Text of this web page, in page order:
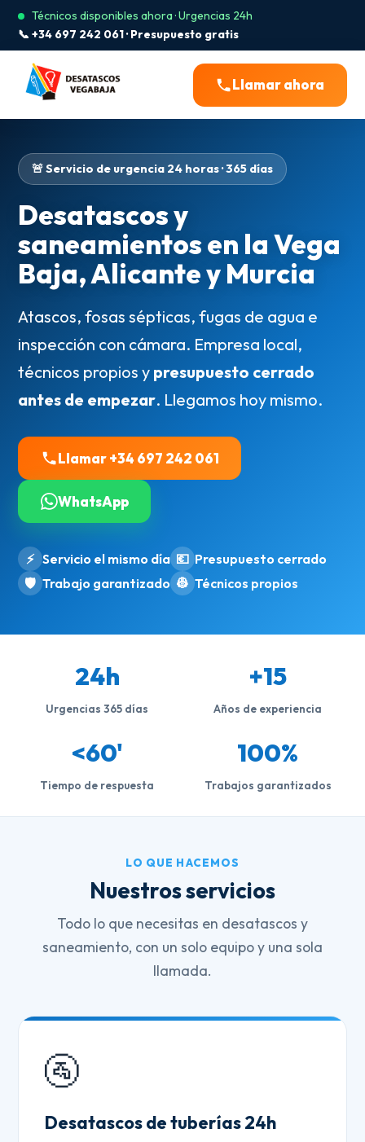
Técnicos disponibles ahora · Urgencias 24h
📞 +34 697 242 061 · Presupuesto gratis
Llamar ahora
🚨 Servicio de urgencia 24 horas · 365 días
Desatascos y
saneamientos en la Vega
Baja, Alicante y Murcia
Atascos, fosas sépticas, fugas de agua e
inspección con cámara. Empresa local,
técnicos propios y presupuesto cerrado
antes de empezar. Llegamos hoy mismo.
Llamar +34 697 242 061
WhatsApp
⚡ Servicio el mismo día 💶 Presupuesto cerrado
🛡️ Trabajo garantizado 👷 Técnicos propios
24h
Urgencias 365 días
+15
Años de experiencia
<60'
Tiempo de respuesta
100%
Trabajos garantizados
LO QUE HACEMOS
Nuestros servicios
Todo lo que necesitas en desatascos y
saneamiento, con un solo equipo y una sola
llamada.
🚰
Desatascos de tuberías 24h